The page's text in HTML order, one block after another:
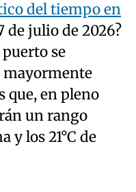
del tiempo en
de julio de 2026?
se
mayormente
que, en pleno
un rango
y los 21°C de